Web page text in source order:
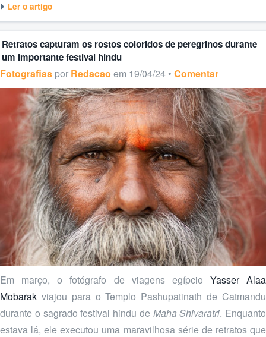
Ler o artigo
Retratos capturam os rostos coloridos de peregrinos durante
um importante festival hindu
Fotografias por Redacao em 19/04/24 • Comentar
Em março, o fotógrafo de viagens egípcio Yasser Alaa
Mobarak viajou para o Templo Pashupatinath de Catmandu
durante o sagrado festival hindu de Maha Shivaratri. Enquanto
estava lá, ele executou uma maravilhosa série de retratos que